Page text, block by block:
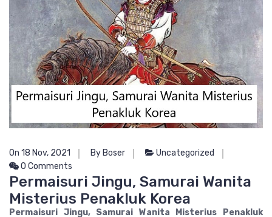
On 18 Nov, 2021 By Boser
Uncategorized
0 Comments
Permaisuri Jingu, Samurai Wanita
Misterius Penakluk Korea
Permaisuri Jingu, Samurai Wanita Misterius Penakluk